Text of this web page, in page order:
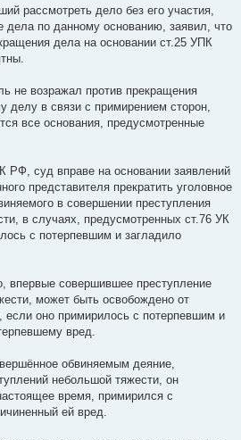
рассмотреть дело без его участия,
дела по данному основанию, заявил, что
дела на основании ст.25 УПК
не возражал против прекращения
делу в связи с примирением сторон,
все основания, предусмотренные
РФ, суд вправе на основании заявлений
представителя прекратить уголовное
в совершении преступления
в случаях, предусмотренных ст.76 УК
с потерпевшим и загладило
впервые совершившее преступление
может быть освобождено от
если оно примирилось с потерпевшим и
вред.
обвиняемым деяние,
небольшой тяжести, он
время, примирился с
ей вред.